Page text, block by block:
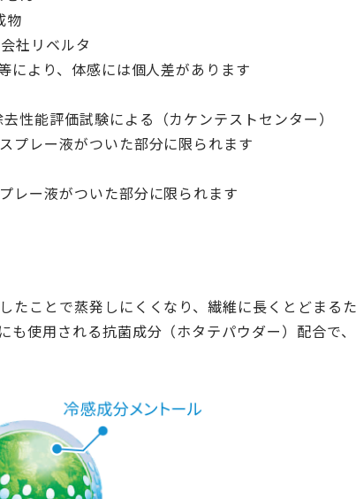
物
社リベルタ
より、体感には個人差があります
性能評価試験による（カケンテストセンター）
プレー液がついた部分に限られます
レー液がついた部分に限られます
たことで蒸発しにくくなり、繊維に長くとどまる
も使用される抗菌成分（ホタテパウダー）配合で